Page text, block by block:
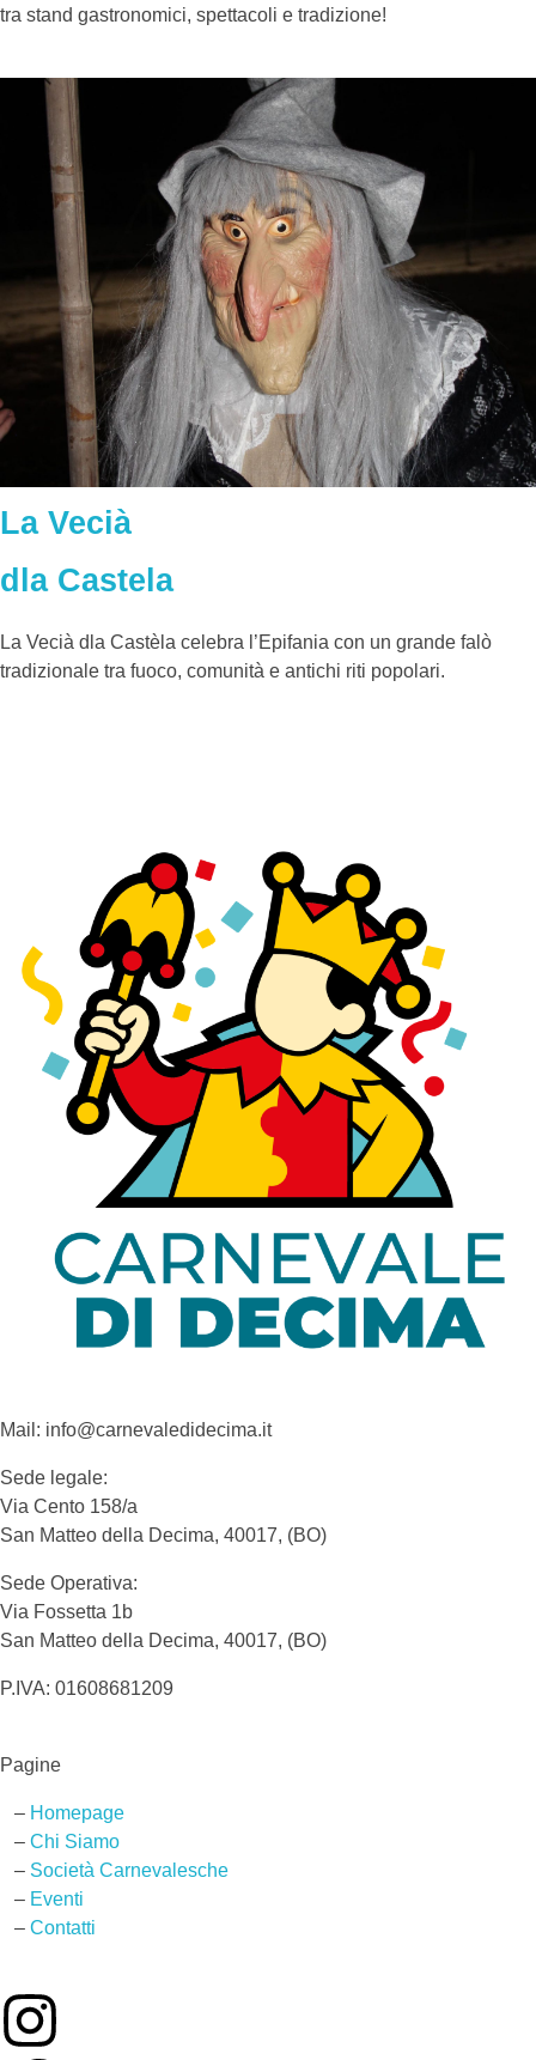
tra stand gastronomici, spettacoli e tradizione!
La Vecià
dla Castela
La Vecià dla Castèla celebra l’Epifania con un grande falò
tradizionale tra fuoco, comunità e antichi riti popolari.
Mail: info@carnevaledidecima.it
Sede legale:
Via Cento 158/a
San Matteo della Decima, 40017, (BO)
Sede Operativa:
Via Fossetta 1b
San Matteo della Decima, 40017, (BO)
P.IVA: 01608681209
Pagine
– Homepage
– Chi Siamo
– Società Carnevalesche
– Eventi
– Contatti